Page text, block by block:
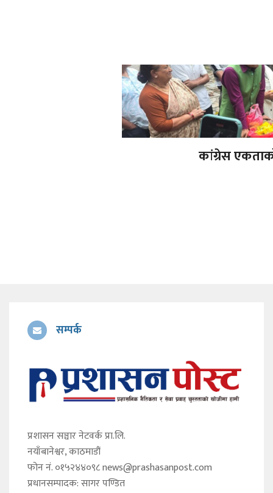
कांग्रेस
सम्पर्क
प्रशासन सञ्चार नेटवर्क प्रा.लि.
नयाँबानेश्वर, काठमाडौं
फोन नं. ०१५२४४०९८news@prashasanpost.com
प्रधानसम्पादक: सागर पण्डित